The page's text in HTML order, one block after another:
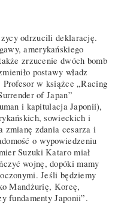
odrzucili deklarację.
amerykańskiego
zrzucenie dwóch bomb
postawy władz
w książce „Racing
of Japan”
i kapitulacja Japonii),
sowieckich i
zmianę zdania cesarza i
o wypowiedzeniu
Suzuki Kataro miał
wojnę, dopóki mamy
Jeśli będziemy
Mandżurię, Koreę,
fundamenty Japonii”.